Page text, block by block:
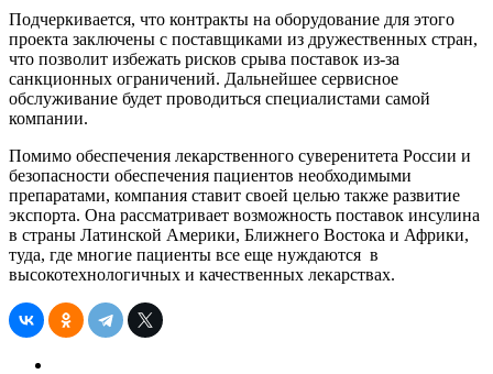
Подчеркивается, что контракты на оборудование для этого
проекта заключены с поставщиками из дружественных стран,
что позволит избежать рисков срыва поставок из-за
санкционных ограничений. Дальнейшее сервисное
обслуживание будет проводиться специалистами самой
компании.
Помимо обеспечения лекарственного суверенитета России и
безопасности обеспечения пациентов необходимыми
препаратами, компания ставит своей целью также развитие
экспорта. Она рассматривает возможность поставок инсулина
в страны Латинской Америки, Ближнего Востока и Африки,
туда, где многие пациенты все еще нуждаются в
высокотехнологичных и качественных лекарствах.